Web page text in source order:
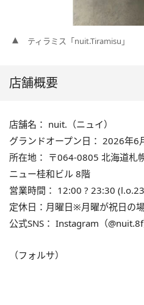
ティラミス「nuit.Tiramisu」
店舗概要
店舗名： nuit.（ニュイ）
グランドオープン日： 2026年6
所在地： 〒064-0805 北海道札
ニュー桂和ビル 8階
営業時間： 12:00 ? 23:30
定休日：月曜日※月曜が祝日の
公式SNS： Instagram（@nuit.8f
（フォルサ）